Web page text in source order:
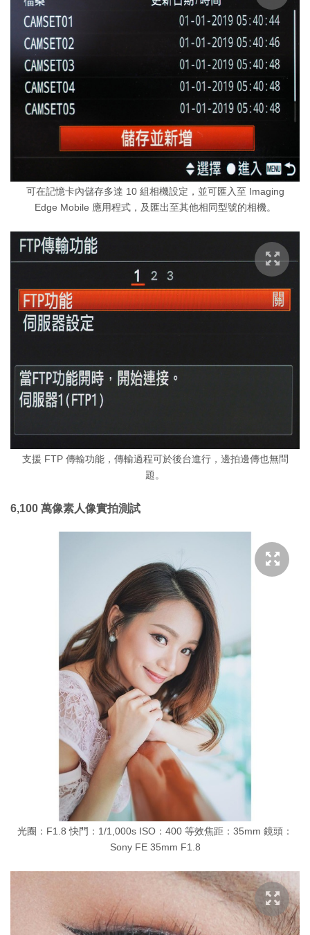
可在記憶卡內儲存多達 10 組相機設定，並可匯入至 Imaging
Edge Mobile 應用程式，及匯出至其他相同型號的相機。
支援 FTP 傳輸功能，傳輸過程可於後台進行，邊拍邊傳也無問
題。
6,100 萬像素人像實拍測試
光圈：F1.8 快門：1/1,000s ISO：400 等效焦距：35mm 鏡頭：
Sony FE 35mm F1.8